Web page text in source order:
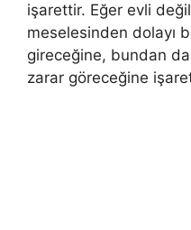
işarettir. Eğer evli
meselesinden dolayı
gireceğine, bundan
zarar göreceğine